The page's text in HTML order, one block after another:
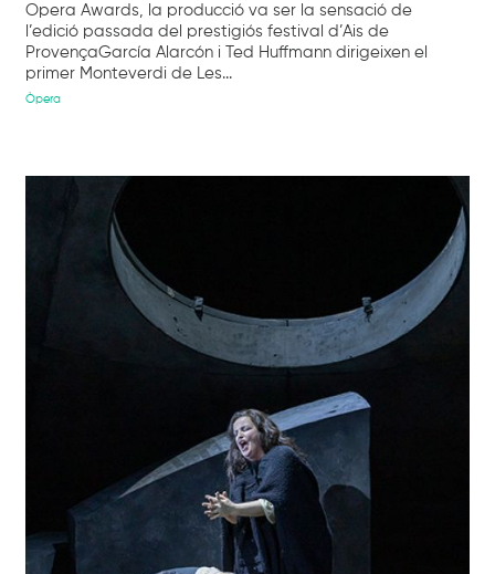
Opera Awards, la producció va ser la sensació de
l’edició passada del prestigiós festival d’Ais de
ProvençaGarcía Alarcón i Ted Huffmann dirigeixen el
primer Monteverdi de Les...
Òpera